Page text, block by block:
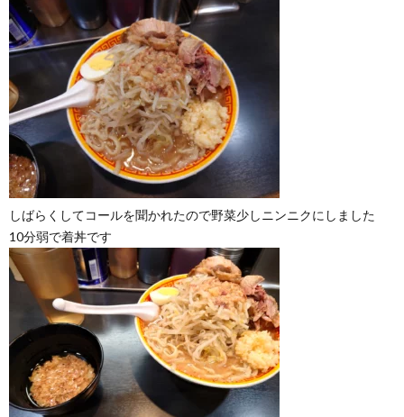
しばらくしてコールを聞かれたので野菜少しニンニクにしました
10分弱で着丼です